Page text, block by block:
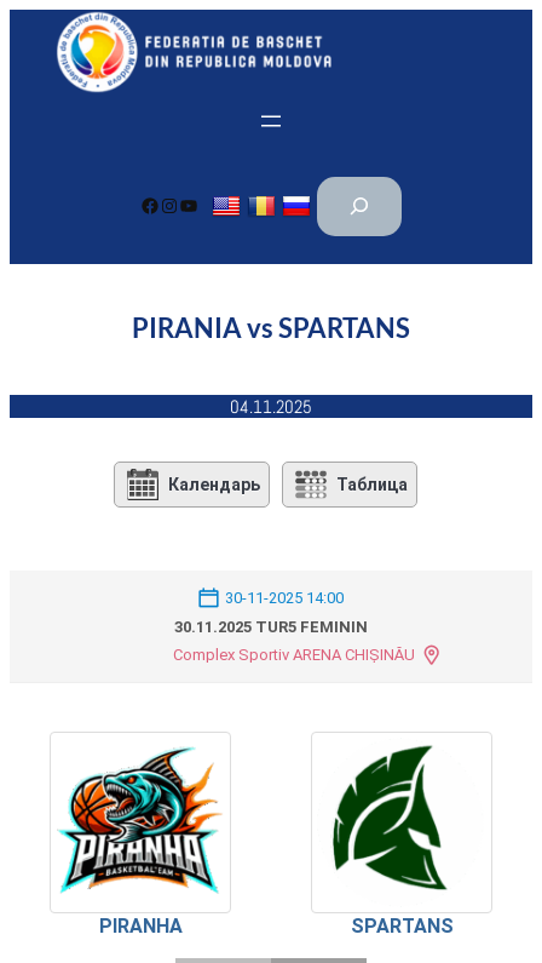
Перейти
содержимому
Facebook Instagram YouTube
П
и
PIRANIA vs SPARTANS
04.11.2025
Календарь Таблица
30-11-2025 14:00
30.11.2025 TUR5 FEMININ
Complex Sportiv ARENA CHIȘINĂU
PIRANHA SPARTANS